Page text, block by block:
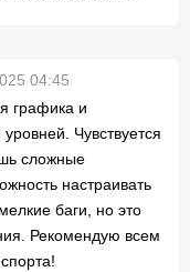
04:45
графика и
Чувствуется
сложные
настраивать
баги, но это
Рекомендую всем